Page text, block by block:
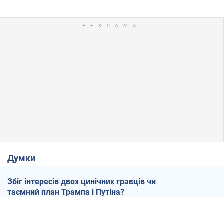
Думки
Збіг інтересів двох цинічних гравців чи
таємний план Трампа і Путіна?